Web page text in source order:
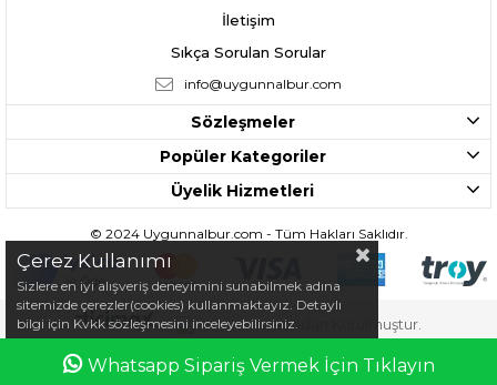
İletişim
Sıkça Sorulan Sorular
info@uygunnalbur.com
Sözleşmeler
Popüler Kategoriler
Üyelik Hizmetleri
© 2024 Uygunnalbur.com - Tüm Hakları Saklıdır.
Whatsapp Sipariş Vermek İçin Tıklayın
Tarafından Kurulmuştur.
Çerez Kullanımı
Sizlere en iyi alışveriş deneyimini sunabilmek adına
sitemizde çerezler(cookies) kullanmaktayız. Detaylı
bilgi için Kvkk sözleşmesini inceleyebilirsiniz.
Anasayfa Favorilerim Sepetim Üye Girişi